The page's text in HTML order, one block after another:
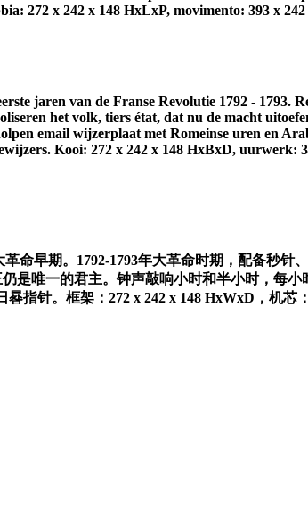
272 x 242 x 148 HxLxP, movimento: 393 x
jaren van de Franse Revolutie 1792 - 1793.
het volk, tiers état, dat nu de macht
email wijzerplaat met Romeinse uren en
Kooi: 272 x 242 x 148 HxBxD, uurwerk:
命早期。 1792-1793年大革命时期，配备秒针
是唯一的君主。钟声敲响小时和半小时，每
晷指针。框架： 272 x 242 x 148 HxWxD ，机芯：